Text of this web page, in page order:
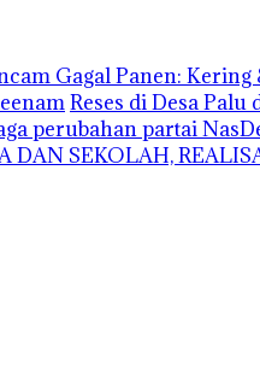
Gagal Panen:
Reses di Desa
perubahan partai
DAN SEKOLAH,